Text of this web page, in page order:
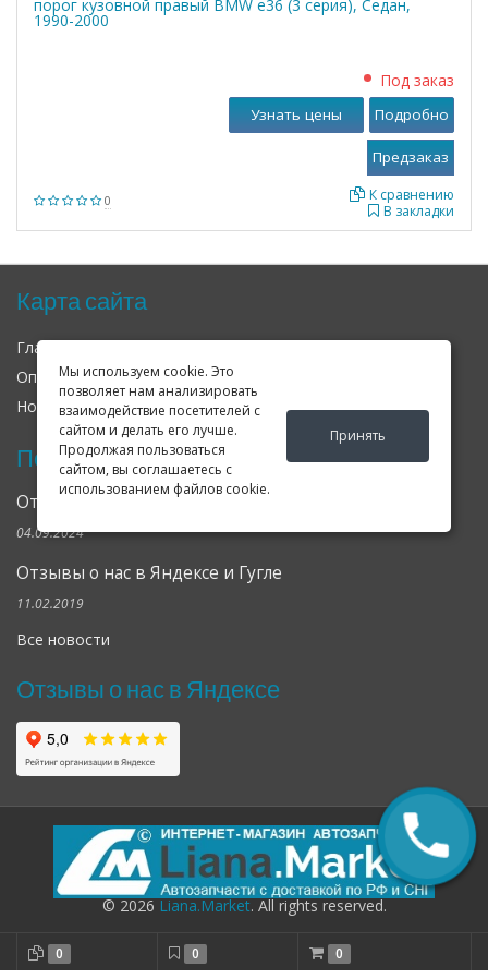
Мы используем cookie. Это
позволяет нам анализировать
взаимодействие посетителей с
сайтом и делать его лучше.
Продолжая пользоваться
сайтом, вы соглашаетесь с
использованием файлов cookie.
Принять
порог кузовной правый BMW е36 (3 серия), Седан,
1990-2000
0
Под заказ
В закладки
К сравнению
Узнать цены Подробно
Карта сайта
Главная О нас
Контакты
Оплата
Доставка
Новости
Оферта Соглашение
Последние новости
Открылся клубный сервис Geely в Петербурге
04.09.2024
Отзывы о нас в Яндексе и Гугле
11.02.2019
Все новости
Отзывы о нас в Яндексе
© 2026Liana.Market. All rights reserved.
0 0 0